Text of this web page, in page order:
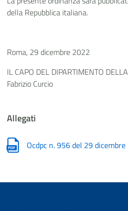
della Repubblica italiana.
Roma, 29 dicembre 2022
IL CAPO DEL DIPARTIMENTO
Fabrizio Curcio
Allegati
Ocdpc n. 956 del 29